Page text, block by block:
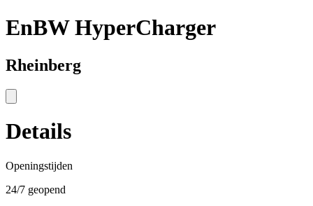
EnBW HyperCharger
Rheinberg
Details
Openingstijden
24/7 geopend